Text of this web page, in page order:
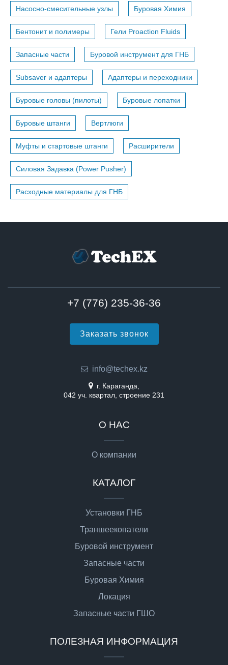
Насосно-смесительные узлы Буровая Химия
Бентонит и полимеры Гели Proaction Fluids
Запасные части Буровой инструмент для ГНБ
Subsaver и адаптеры Адаптеры и переходники
Буровые головы (пилоты) Буровые лопатки
Буровые штанги Вертлюги
Муфты и стартовые штанги Расширители
Силовая Задавка (Power Pusher)
Расходные материалы для ГНБ
+7 (776) 235-36-36
Заказать звонок
info@techex.kz
г. Караганда,
042 уч. квартал, строение 231
О НАС
О компании
КАТАЛОГ
Установки ГНБ
Траншеекопатели
Буровой инструмент
Запасные части
Буровая Химия
Локация
Запасные части ГШО
ПОЛЕЗНАЯ ИНФОРМАЦИЯ